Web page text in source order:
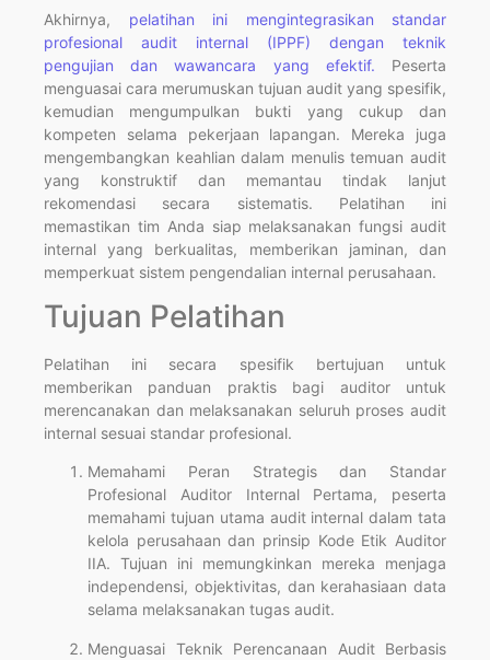
Akhirnya, pelatihan ini mengintegrasikan standar
profesional audit internal (IPPF) dengan teknik
pengujian dan wawancara yang efektif. Peserta
menguasai cara merumuskan tujuan audit yang spesifik,
kemudian mengumpulkan bukti yang cukup dan
kompeten selama pekerjaan lapangan. Mereka juga
mengembangkan keahlian dalam menulis temuan audit
yang konstruktif dan memantau tindak lanjut
rekomendasi secara sistematis. Pelatihan ini
memastikan tim Anda siap melaksanakan fungsi audit
internal yang berkualitas, memberikan jaminan, dan
memperkuat sistem pengendalian internal perusahaan.
Tujuan Pelatihan
Pelatihan ini secara spesifik bertujuan untuk
memberikan panduan praktis bagi auditor untuk
merencanakan dan melaksanakan seluruh proses audit
internal sesuai standar profesional.
Memahami Peran Strategis dan Standar
Profesional Auditor Internal Pertama, peserta
memahami tujuan utama audit internal dalam tata
kelola perusahaan dan prinsip Kode Etik Auditor
IIA. Tujuan ini memungkinkan mereka menjaga
independensi, objektivitas, dan kerahasiaan data
selama melaksanakan tugas audit.
Menguasai Teknik Perencanaan Audit Berbasis